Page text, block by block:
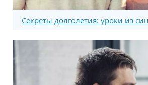
Секреты долголетия: уроки из